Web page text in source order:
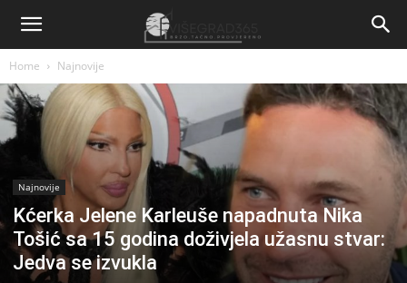
Home Najnovije
Najnovije
Kćerka Jelene Karleuše napadnuta Nika
Tošić sa 15 godina doživjela užasnu stvar:
Jedva se izvukla